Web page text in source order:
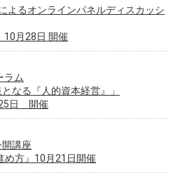
よるオンラインパネルディスカッシ
10月28日 開催
ラム
なる『人的資本経営』」
25日 開催
講座
め方』10月21日開催